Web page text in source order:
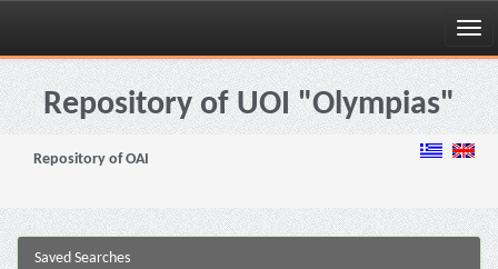
Skip
navigationRepository of UOI "Olympias"
Repository of OAI
Saved Searches